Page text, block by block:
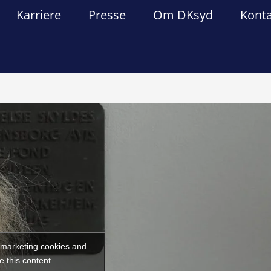
Karriere Presse Om DKsyd
cookies and
this content